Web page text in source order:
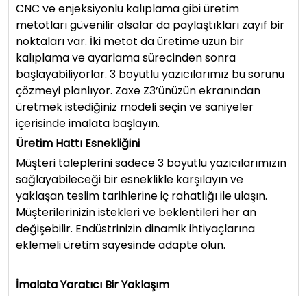
CNC ve enjeksiyonlu kalıplama gibi üretim
metotları güvenilir olsalar da paylaştıkları zayıf bir
noktaları var. İki metot da üretime uzun bir
kalıplama ve ayarlama sürecinden sonra
başlayabiliyorlar. 3 boyutlu yazıcılarımız bu sorunu
çözmeyi planlıyor. Zaxe Z3’ünüzün ekranından
üretmek istediğiniz modeli seçin ve saniyeler
içerisinde imalata başlayın.
Üretim Hattı Esnekliğini
Müşteri taleplerini sadece 3 boyutlu yazıcılarımızın
sağlayabileceği bir esneklikle karşılayın ve
yaklaşan teslim tarihlerine iç rahatlığı ile ulaşın.
Müşterilerinizin istekleri ve beklentileri her an
değişebilir. Endüstrinizin dinamik ihtiyaçlarına
eklemeli üretim sayesinde adapte olun.
İmalata Yaratıcı Bir Yaklaşım